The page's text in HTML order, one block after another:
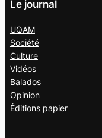
Le journal
UQAM
Société
Culture
Vidéos
Balados
Opinion
Éditions papier